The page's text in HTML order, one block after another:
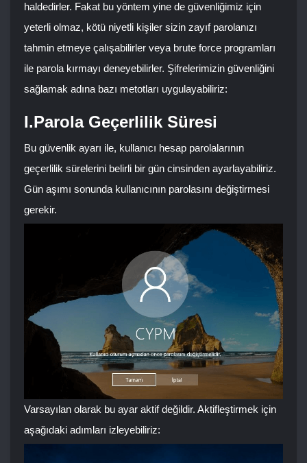
haldedirler. Fakat bu yöntem yine de güvenliğimiz için
yeterli olmaz, kötü niyetli kişiler sizin zayıf parolanızı
tahmin etmeye çalışabilirler veya brute force programları
ile parola kırmayı deneyebilirler. Şifrelerimizin güvenliğini
sağlamak adına bazı metotları uygulayabiliriz:
I.Parola Geçerlilik Süresi
Bu güvenlik ayarı ile, kullanıcı hesap parolalarının
geçerlilik sürelerini belirli bir gün cinsinden ayarlayabiliriz.
Gün aşımı sonunda kullanıcının parolasını değiştirmesi
gerekir.
Varsayılan olarak bu ayar aktif değildir. Aktifleştirmek için
aşağıdaki adımları izleyebiliriz: